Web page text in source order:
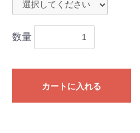
数量
カートに入れる